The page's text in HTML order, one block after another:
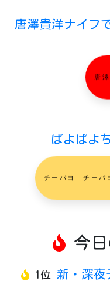
唐澤貴洋ナイフ
唐
ぱよぱよ
チーパヨ チーパ
今日
1位 新・深夜